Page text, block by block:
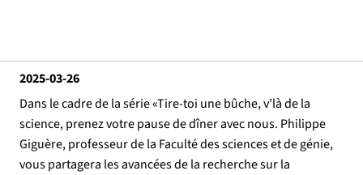
2025-03-26
Dans le cadre de la série «Tire-toi une bûche, v’là de la
science, prenez votre pause de dîner avec nous. Philippe
Giguère, professeur de la Faculté des sciences et de génie,
vous partagera les avancées de la recherche sur la